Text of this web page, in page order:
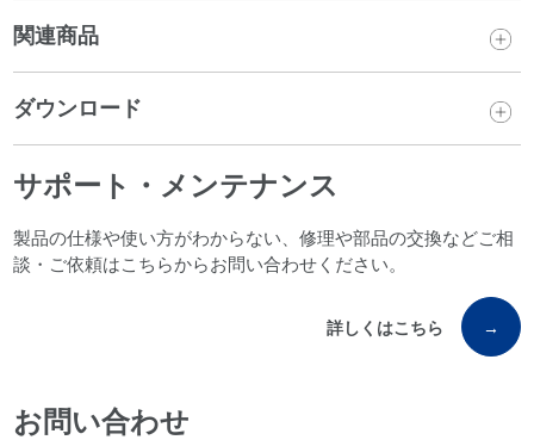
関連商品
ダウンロード
サポート・メンテナンス
製品の仕様や使い方がわからない、修理や部品の交換などご相
談・ご依頼はこちらからお問い合わせください。
詳しくはこちら →
お問い合わせ